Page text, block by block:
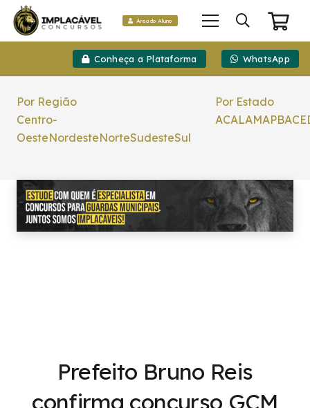
Área do Aluno
Conheça a Plataforma WhatsApp
Por Região
Centro-
OesteNordesteNorteSudesteSul
Por Estado
ACALAMAPBACE
Prefeito Bruno Reis
confirma concurso GCM